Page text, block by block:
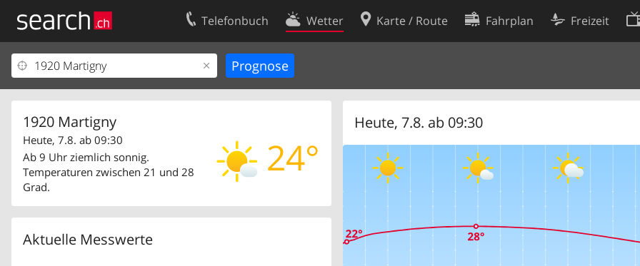
Telefonbuch Wetter Karte / Route Fahrplan Freizeit
1920 Martigny
24°
Heute, 7.8. ab 09:30
Ab 9 Uhr ziemlich sonnig.
Temperaturen zwischen 21 und 28
Grad.
Aktuelle Messwerte
Heute, 7.8. ab 09:30
Ihr Eintrag
Kundencenter Geschäftskunden
Kontakt
Nutzungsbedingungen
Cookie-Einstellungen